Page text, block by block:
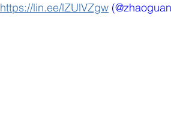
https://lin.ee/lZUlVZgw